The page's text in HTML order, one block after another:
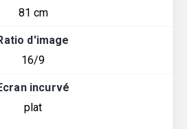
81 cm
d'image
16/9
incurvé
plat